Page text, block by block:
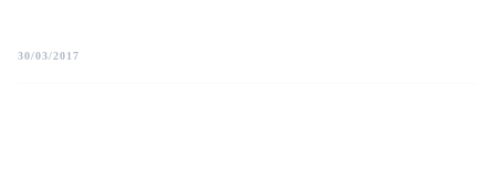
30/03/2017